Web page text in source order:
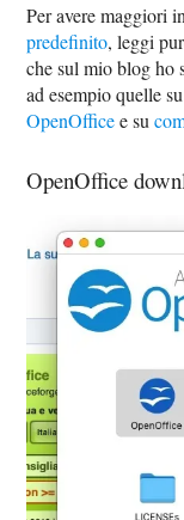
Per avere maggiori
predefinito, leggi
che sul mio blog ho
ad esempio quelle
OpenOfficee su
OpenOffice